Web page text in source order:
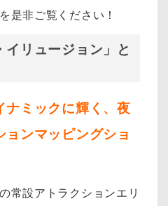
是非ご覧ください！
イリュージョン」と
ナミックに輝く、夜
ョンマッピングショ
常設アトラクションエリ